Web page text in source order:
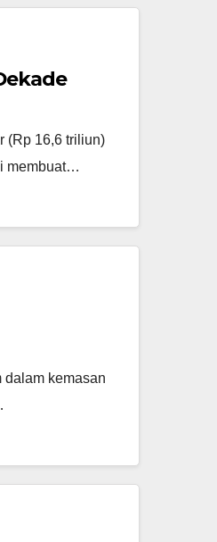
(Rp 16,6 triliun)
membuat…
dalam kemasan